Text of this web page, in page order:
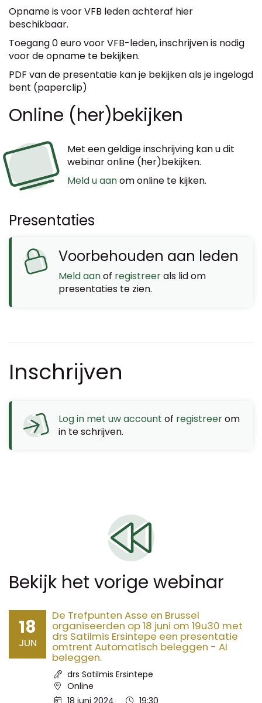
Opname is voor VFB leden achteraf hier
beschikbaar.
Toegang 0 euro voor VFB-leden, inschrijven is nodig
voor de opname te bekijken.
PDF van de presentatie kan je bekijken als je ingelogd
bent (paperclip)
Online (her)bekijken
Met een geldige inschrijving kan u dit
webinar online (her)bekijken.
Meld u aanom online te kijken.
Presentaties
Voorbehouden aan leden
Meld aanof registreerals lid om
presentaties te zien.
Inschrijven
Log in met uw account of registreerom
in te schrijven.
Bekijk het vorige webinar
18
JUN
De Trefpunten Asse en Brussel
organiseerden op 18 juni om 19u30 met
drs Satilmis Ersintepe een presentatie
omtrent Automatisch beleggen - AI
beleggen.
Spreker:
drs Satilmis Ersintepe
Locatie:
Online
Datum:
18 juni 2024 Tijd:
19:30